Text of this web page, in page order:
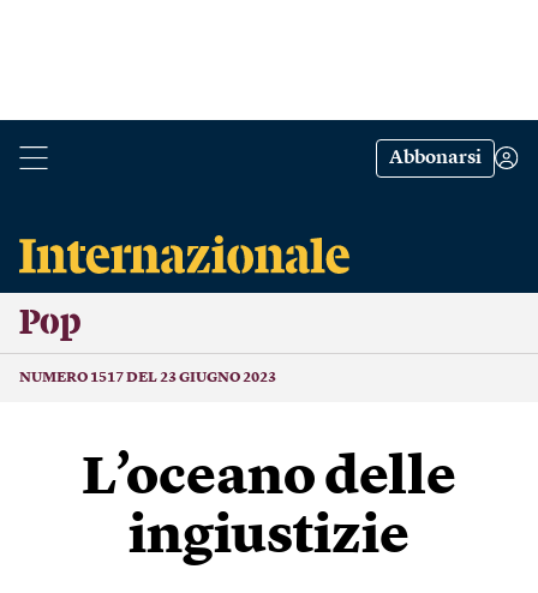
Abbonarsi
Pop
NUMERO 1517 DEL 23 GIUGNO 2023
L’oceano delle
ingiustizie